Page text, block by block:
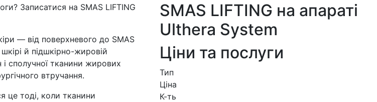
Записатися на SMAS LIFTING
— від поверхневого до SMAS
й підшкірно-жировій
і сполучної тканини жирових
втручання.
це тоді, коли тканини
SMAS LIFTING на апараті
Ulthera System
Ціни та послуги
Тип
Ціна
К-ть